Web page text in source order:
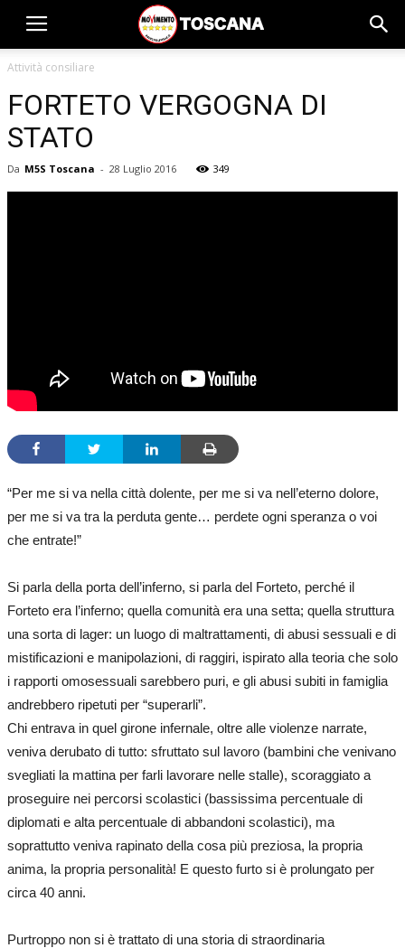
Attività consiliare
FORTETO VERGOGNA DI
STATO
Da M5S Toscana - 28 Luglio 2016 349
“Per me si va nella città dolente, per me si va nell’eterno dolore,
per me si va tra la perduta gente… perdete ogni speranza o voi
che entrate!”
Si parla della porta dell’inferno, si parla del Forteto, perché il
Forteto era l’inferno; quella comunità era una setta; quella struttura
una sorta di lager: un luogo di maltrattamenti, di abusi sessuali e di
mistificazioni e manipolazioni, di raggiri, ispirato alla teoria che solo
i rapporti omosessuali sarebbero puri, e gli abusi subiti in famiglia
andrebbero ripetuti per “superarli”.
Chi entrava in quel girone infernale, oltre alle violenze narrate,
veniva derubato di tutto: sfruttato sul lavoro (bambini che venivano
svegliati la mattina per farli lavorare nelle stalle), scoraggiato a
proseguire nei percorsi scolastici (bassissima percentuale di
diplomati e alta percentuale di abbandoni scolastici), ma
soprattutto veniva rapinato della cosa più preziosa, la propria
anima, la propria personalità! E questo furto si è prolungato per
circa 40 anni.
Purtroppo non si è trattato di una storia di straordinaria